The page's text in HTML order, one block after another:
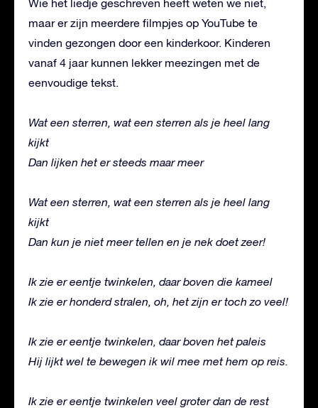
Wie het liedje geschreven heeft weten we niet,
maar er zijn meerdere filmpjes op YouTube te
vinden gezongen door een kinderkoor. Kinderen
vanaf 4 jaar kunnen lekker meezingen met de
eenvoudige tekst.
Wat een sterren, wat een sterren als je heel lang
kijkt
Dan lijken het er steeds maar meer
Wat een sterren, wat een sterren als je heel lang
kijkt
Dan kun je niet meer tellen en je nek doet zeer!
Ik zie er eentje twinkelen, daar boven die kameel
Ik zie er honderd stralen, oh, het zijn er toch zo veel!
Ik zie er eentje twinkelen, daar boven het paleis
Hij lijkt wel te bewegen ik wil mee met hem op reis.
Ik zie er eentje twinkelen veel groter dan de rest